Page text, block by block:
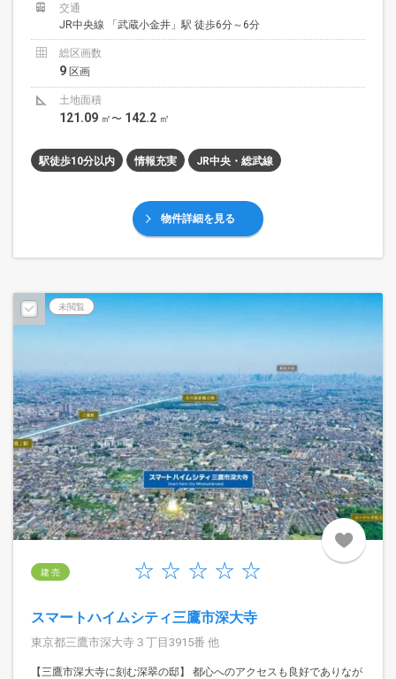
交通
JR中央線 「武蔵小金井」駅 徒歩6分～6分
総区画数
9 区画
土地面積
121.09 ㎡〜 142.2 ㎡
駅徒歩10分以内 情報充実 JR中央・総武線
物件詳細を見る
未閲覧
建 売
スマートハイムシティ三鷹市深大寺
東京都三鷹市深大寺３丁目3915番 他
【三鷹市深大寺に刻む深翠の邸】 都心へのアクセスも良好でありなが